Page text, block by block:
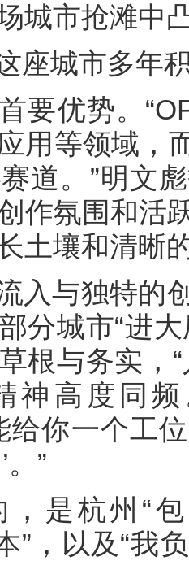
城市抢滩中
座城市多年
要优势。
用等领域，
道。”明文
作氛围和活
土壤和清晰
入与独特的
分城市“进
根与务实，
神高度同
给你一个工
。”
，是杭州“
”，以及“我